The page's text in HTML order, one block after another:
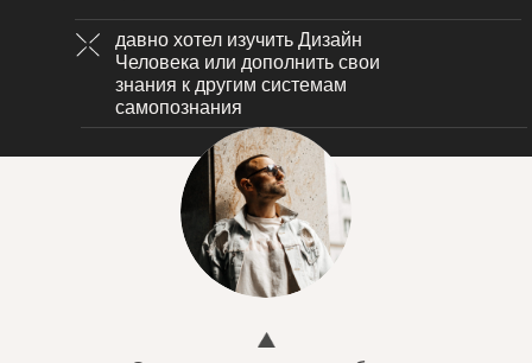
давно хотел изучить Дизайн
Человека или дополнить свои
знания к другим системам
самопознания